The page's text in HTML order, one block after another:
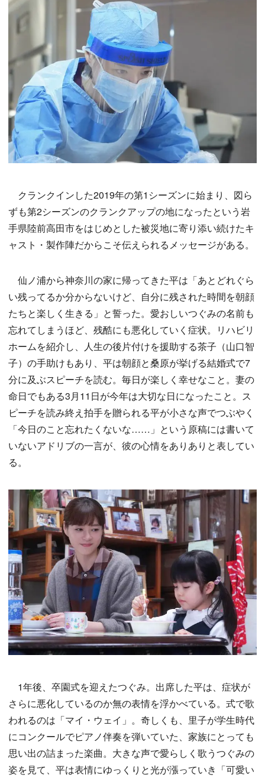
クランクインした2019年の第1シーズンに始まり、図ら
ずも第2シーズンのクランクアップの地になったという岩
手県陸前高田市をはじめとした被災地に寄り添い続けたキ
ャスト・製作陣だからこそ伝えられるメッセージがある。
仙ノ浦から神奈川の家に帰ってきた平は「あとどれぐら
い残ってるか分からないけど、自分に残された時間を朝顔
たちと楽しく生きる」と誓った。愛おしいつぐみの名前も
忘れてしまうほど、残酷にも悪化していく症状。リハビリ
ホームを紹介し、人生の後片付けを援助する茶子（山口智
子）の手助けもあり、平は朝顔と桑原が挙げる結婚式で7
分に及ぶスピーチを読む。毎日が楽しく幸せなこと。妻の
命日でもある3月11日が今年は大切な日になったこと。ス
ピーチを読み終え拍手を贈られる平が小さな声でつぶやく
「今日のこと忘れたくないな……」という原稿には書いて
いないアドリブの一言が、彼の心情をありありと表してい
る。
1年後、卒園式を迎えたつぐみ。出席した平は、症状が
さらに悪化しているのか無の表情を浮かべている。式で歌
われるのは「マイ・ウェイ」。奇しくも、里子が学生時代
にコンクールでピアノ伴奏を弾いていた、家族にとっても
思い出の詰まった楽曲。大きな声で愛らしく歌うつぐみの
姿を見て、平は表情にゆっくりと光が漲っていき「可愛い